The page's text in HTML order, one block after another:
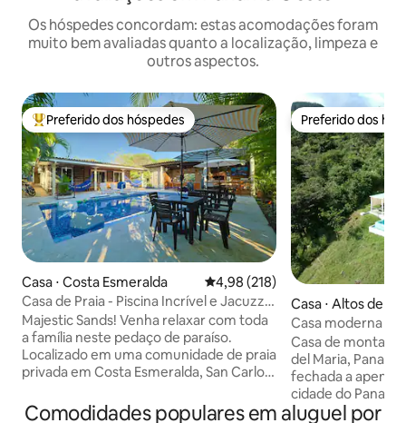
Os hóspedes concordam: estas acomodações foram
muito bem avaliadas quanto a localização, limpeza e
outros aspectos.
Entre os melhores preferidos dos hóspedes
Preferido dos hóspedes
Casa ⋅ Costa Esmeralda 4,98 de uma avaliação média de
4,98 (218)
Casa de Praia - Piscina Incrível e Jacuzzi -
Aceita Animais de Estimação
Majestic Sands! Venha relaxar com toda
a família neste pedaço de paraíso.
Localizado em uma comunidade de praia
privada em Costa Esmeralda, San Carlos.
American e a poucos minutos de outras
Preferido dos
Preferido dos
Casa ⋅ Altos del
Casa moderna
piscina aquecida
Casa de
del Maria,
fechada a apenas
cidade do Panamá. A comunidade
rios, trilhas de
Comodidades populares em aluguel por